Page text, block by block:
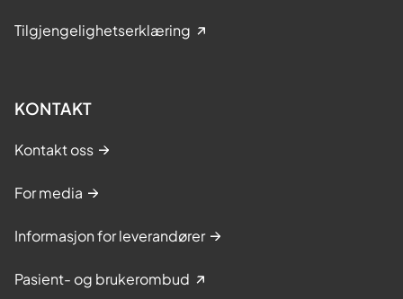
Tilgjengelighetserklæring
KONTAKT
Kontakt oss
For media
Informasjon for leverandører
Pasient- og brukerombud